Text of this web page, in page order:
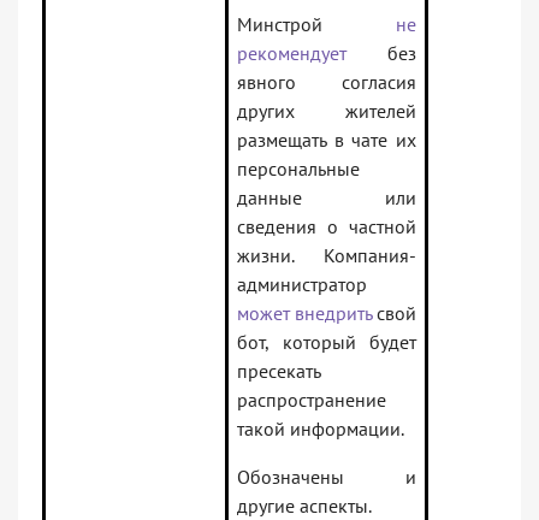
Минстрой не
рекомендуетбез
явного согласия
других жителей
размещать в чате их
персональные
данные или
сведения о частной
жизни. Компания-
администратор
может внедритьсвой
бот, который будет
пресекать
распространение
такой информации.
Обозначены и
другие аспекты.